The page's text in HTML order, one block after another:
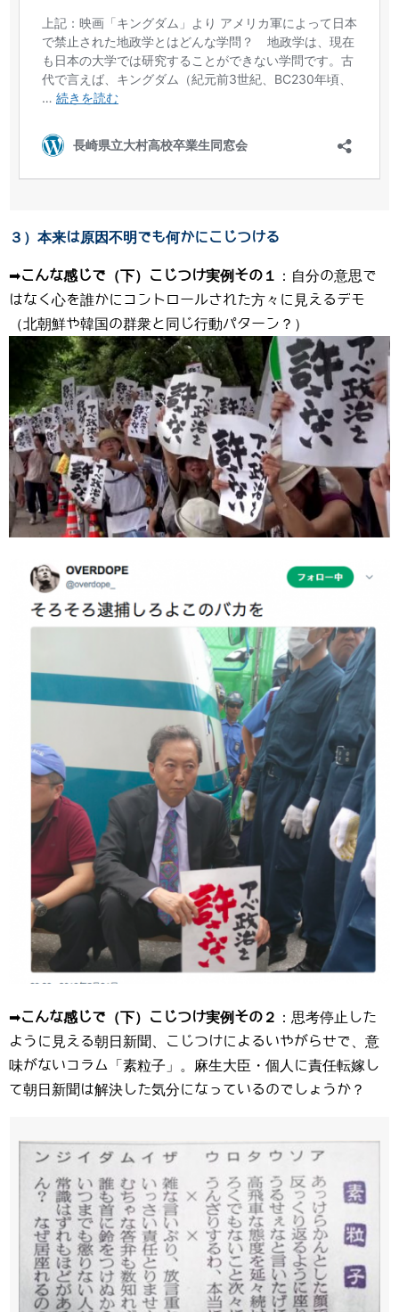
３）本来は原因不明でも何かにこじつける
➡こんな感じで（下）こじつけ実例その１ ：自分の意思で
はなく心を誰かにコントロールされた方々に見えるデモ
（北朝鮮や韓国の群衆と同じ行動パターン？）
➡こんな感じで（下）こじつけ実例その２ ：思考停止した
ように見える朝日新聞、こじつけによるいやがらせで、意
味がないコラム「素粒子」。麻生大臣・個人に責任転嫁し
て朝日新聞は解決した気分になっているのでしょうか？